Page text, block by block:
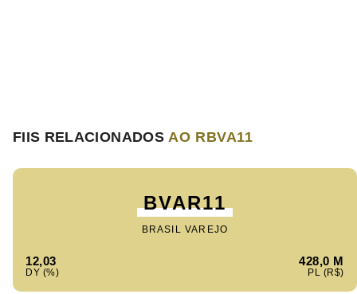
FIIS RELACIONADOSAO RBVA11
BVAR11
BRASIL VAREJO
12,03 428,0 M